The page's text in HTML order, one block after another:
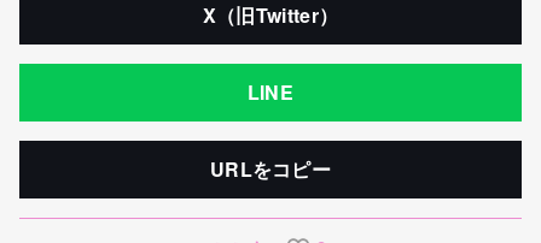
X（旧Twitter）
LINE
URLをコピー